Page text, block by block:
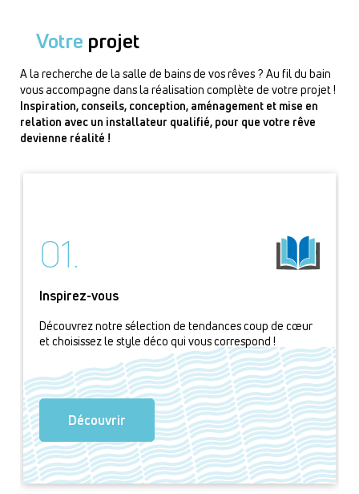
Votre projet
A la recherche de la salle de bains de vos rêves ? Au fil du bain
vous accompagne dans la réalisation complète de votre projet !
Inspiration, conseils, conception, aménagement et mise en
relation avec un installateur qualifié, pour que votre rêve
devienne réalité !
01.
Inspirez-vous
Découvrez notre sélection de tendances coup de cœur
et choisissez le style déco qui vous correspond !
Découvrir